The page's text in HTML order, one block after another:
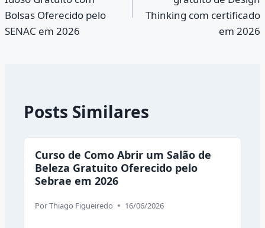
Post
Bolsas Oferecido pelo
SENAC em 2026
Thinking com certificado
em 2026
Posts Similares
Curso de Como Abrir um Salão de
Beleza Gratuito Oferecido pelo
Sebrae em 2026
PorThiago Figueiredo 16/06/2026